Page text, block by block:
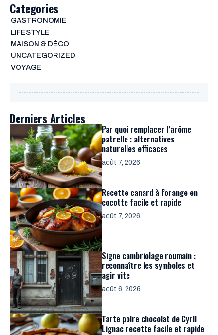
Categories
GASTRONOMIE
LIFESTYLE
MAISON & DÉCO
UNCATEGORIZED
VOYAGE
Derniers Articles
Par quoi remplacer l’arôme
patrelle : alternatives
naturelles efficaces
août 7, 2026
Recette canard à l’orange en
cocotte facile et rapide
août 7, 2026
Signe cambriolage roumain :
reconnaître les symboles et
agir vite
août 6, 2026
Tarte poire chocolat de Cyril
Lignac recette facile et rapide